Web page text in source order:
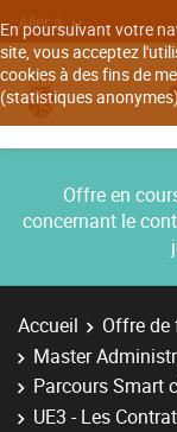
En poursuivant votre
site, vous acceptez
cookies à des fins de
(statistiques
Aller à
Offre en
concernant le
Accueil Offre
Master
Parcours Smart
UE3 - Les